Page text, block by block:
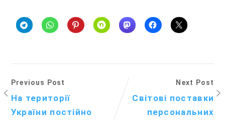
Previous Post
На території
України постійно
Next Post
Світові поставки
персональних